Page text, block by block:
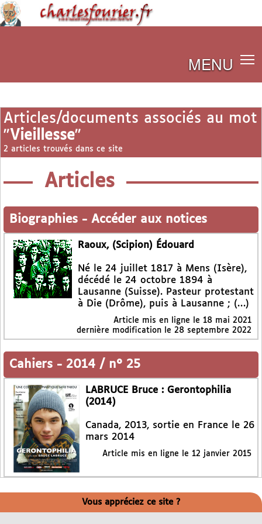
MENU
Articles/documents associés au mot
"Vieillesse"
2 articles trouvés dans ce site
Articles
Biographies - Accéder aux notices
Raoux, (Scipion) Édouard
Né le 24 juillet 1817 à Mens (Isère),
décédé le 24 octobre 1894 à
Lausanne (Suisse). Pasteur protestant
à Die (Drôme), puis à Lausanne ; (…)
Article mis en ligne le 18 mai 2021
dernière modification le 28 septembre 2022
Cahiers - 2014 / n° 25
LABRUCE Bruce : Gerontophilia
(2014)
Canada, 2013, sortie en France le 26
mars 2014
Article mis en ligne le 12 janvier 2015
Vous appréciez ce site ?